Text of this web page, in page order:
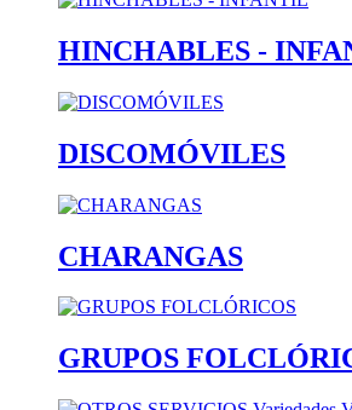
HINCHABLES -
DISCOMÓVILES
CHARANGAS
GRUPOS